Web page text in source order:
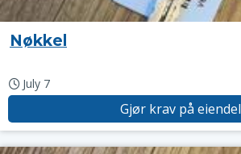
Nøkkel
July 7
Gjør krav på eiendel